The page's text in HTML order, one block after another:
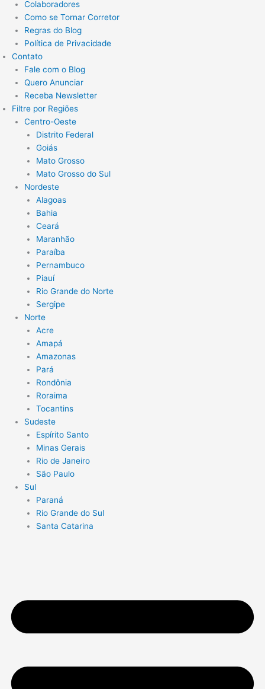
Colaboradores
Como se Tornar Corretor
Regras do Blog
Política de Privacidade
Contato
Fale com o Blog
Quero Anunciar
Receba Newsletter
Filtre por Regiões
Centro-Oeste
Distrito Federal
Goiás
Mato Grosso
Mato Grosso do Sul
Nordeste
Alagoas
Bahia
Ceará
Maranhão
Paraíba
Pernambuco
Piauí
Rio Grande do Norte
Sergipe
Norte
Acre
Amapá
Amazonas
Pará
Rondônia
Roraima
Tocantins
Sudeste
Espírito Santo
Minas Gerais
Rio de Janeiro
São Paulo
Sul
Paraná
Rio Grande do Sul
Santa Catarina